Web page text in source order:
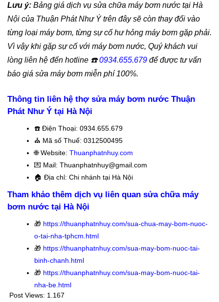
Lưu ý: Bảng giá dịch vụ sửa chữa máy bơm nước tại Hà
Nội của Thuận Phát Như Ý trên đây sẽ còn thay đổi vào
từng loại máy bơm, từng sự cố hư hỏng máy bơm gặp phải.
Vì vậy khi gặp sự cố với máy bơm nước, Quý khách vui
lòng liên hệ đến hotline ☎️0934.655.679 để được tư vấn
báo giá sửa máy bơm miễn phí 100%.
Thông tin liên hệ thợ sửa máy bơm nước Thuận
Phát Như Ý tại Hà Nội
☎️ Điện Thoại: 0934.655.679
⛪️ Mã số Thuế: 0312500495
🌐 Website: Thuanphatnhuy.com
💌 Mail: Thuanphatnhuy@gmail.com
🏠 Địa chỉ: Chi nhánh tại Hà Nội
Tham khảo thêm dịch vụ liên quan sửa chữa máy
bơm nước tại Hà Nội
🎁 https://thuanphatnhuy.com/sua-chua-may-bom-nuoc-
o-tai-nha-tphcm.html
🎁 https://thuanphatnhuy.com/sua-may-bom-nuoc-tai-
binh-chanh.html
🎁 https://thuanphatnhuy.com/sua-may-bom-nuoc-tai-
nha-be.html
Post Views: 1.167